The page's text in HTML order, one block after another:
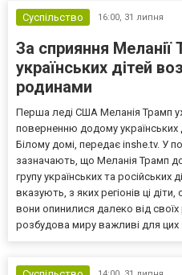
Суспільство 16:00, 31 липня
За сприяння Меланії
українських дітей
родинами
Перша леді США Меланія Трамп
поверненню додому українських
Білому домі, передає inshe.tv. У
зазначають, що Меланія Трамп
групу українських та російських
вказують, з яких регіонів ці діти,
вони опинилися далеко від
розбудова миру важливі для цих